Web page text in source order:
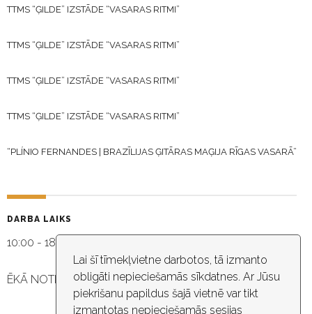
Lai šī tīmekļvietne darbotos, tā izmanto
obligāti nepieciešamās sīkdatnes. Ar Jūsu
piekrišanu papildus šajā vietnē var tikt
izmantotas nepieciešamās sesijas
TTMS “ĢILDE” IZSTĀDE “VASARAS RITMI”
TTMS “ĢILDE” IZSTĀDE “VASARAS RITMI”
TTMS “ĢILDE” IZSTĀDE “VASARAS RITMI”
TTMS “ĢILDE” IZSTĀDE “VASARAS RITMI”
“PLÍNIO FERNANDES | BRAZĪLIJAS ĢITĀRAS MAĢIJA RĪGAS VASARĀ”
DARBA LAIKS
10:00 - 18:30
ĒKĀ NOTIEK VIDEO NOVĒROŠANA